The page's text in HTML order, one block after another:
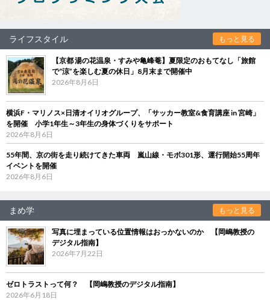
ライフスタイル もっと見る
【京都 湯の花温泉・すみや亀峰菴】夏限定のおもてなし「旅館
で“涼”を楽しむ夏の休日」8月末まで開催中
2026年8月6日
横浜F・マリノス×日清オイリオグループ、「サッカー教室&食育講座 in 宮崎」
を開催 小学1年生～3年生の身体づくりをサポート
2026年8月6日
55年間、京の街を走り続けてきた車両 嵐山線・モボ301形、運行開始55周年
イベントを開催
2026年8月6日
まめ学 もっと見る
写真に埋まっている位置情報はおっかないのか 【岡嶋教授の
デジタル指南】
2026年7月22日
ゼロトラストって何？ 【岡嶋教授のデジタル指南】
2026年6月18日